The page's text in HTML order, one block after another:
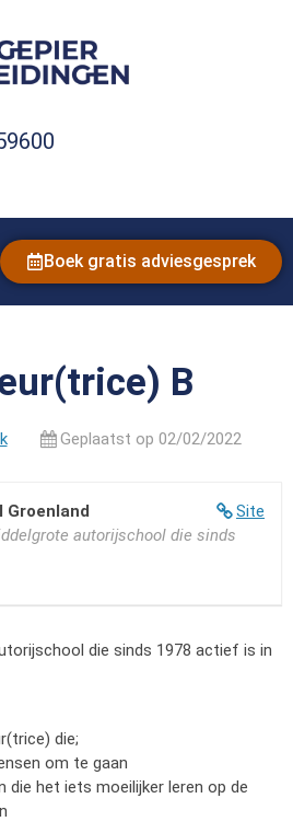
Boek gratis adviesgesprek
B
Geplaatst op 02/02/2022
Site
autorijschool die sinds
die sinds 1978 actief is in
die;
om te gaan
die het iets moeilijker leren op de